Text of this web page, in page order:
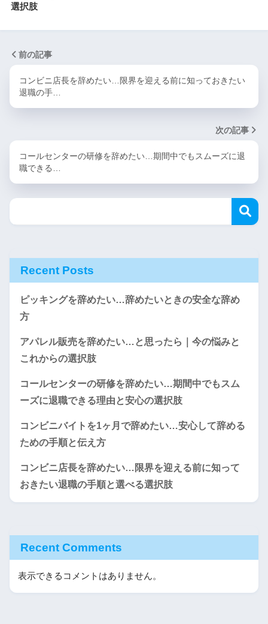
選択肢
前の記事
コンビニ店長を辞めたい…限界を迎える前に知っておきたい
退職の手…
次の記事
コールセンターの研修を辞めたい…期間中でもスムーズに退
職できる…
Recent Posts
ピッキングを辞めたい…辞めたいときの安全な辞め
方
アパレル販売を辞めたい…と思ったら｜今の悩みと
これからの選択肢
コールセンターの研修を辞めたい…期間中でもスム
ーズに退職できる理由と安心の選択肢
コンビニバイトを1ヶ月で辞めたい…安心して辞める
ための手順と伝え方
コンビニ店長を辞めたい…限界を迎える前に知って
おきたい退職の手順と選べる選択肢
Recent Comments
表示できるコメントはありません。